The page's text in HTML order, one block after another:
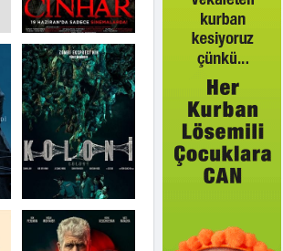
Robin Hood'un
Ölümü
Koloni
Siccîn 9